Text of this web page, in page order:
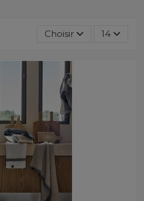
Choisir 14